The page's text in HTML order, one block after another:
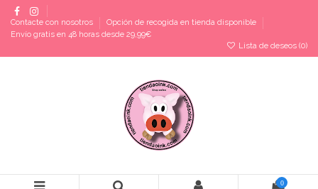
Contacte con nosotros
Opción de recogida en tienda disponible
Envío gratis en 48 horas desde 29,99€
Lista de deseos (0)
0